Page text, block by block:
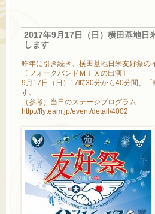
2017年9月17日（日）横田基地日
します
昨年に引き続き、横田基地日米友好祭の
〔フォークバンドＭＩＸの出演〕
9月17日（日）17時30分から40分間、「
す。
（参考）当日のステージプログラム
http://flyteam.jp/event/detail/4002